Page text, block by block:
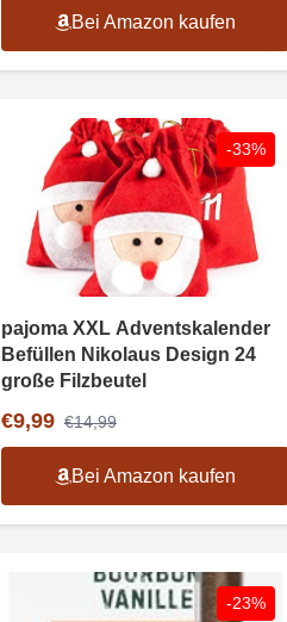
Bei Amazon kaufen
-33%
pajoma XXL Adventskalender
Befüllen Nikolaus Design 24
große Filzbeutel
€9,99 €14,99
Bei Amazon kaufen
-23%